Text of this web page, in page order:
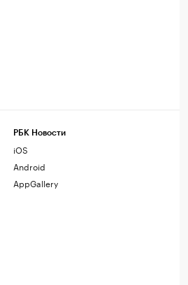
РБК Новости
iOS
Android
AppGallery